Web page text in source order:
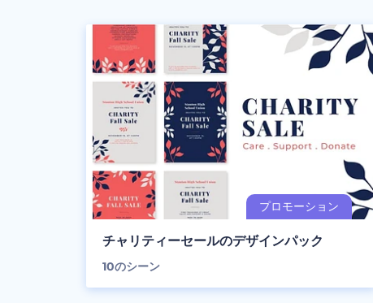
チャリティーセールのデザインパック
10のシーン